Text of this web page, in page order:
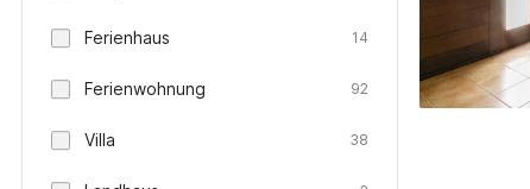
Ferienhaus 14
Ferienwohnung 92
Villa 38